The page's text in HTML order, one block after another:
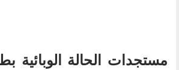
مستجدات الحالة الوبائية